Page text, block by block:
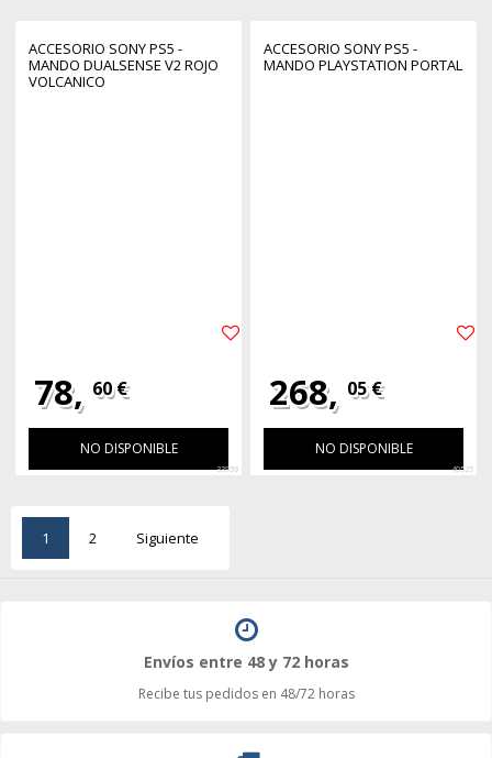
ACCESORIO SONY PS5 -
MANDO DUALSENSE V2 ROJO
VOLCANICO
78, 60 €
NO DISPONIBLE
33959
ACCESORIO SONY PS5 -
MANDO PLAYSTATION PORTAL
268, 05 €
NO DISPONIBLE
40525
1 2 Siguiente
Envíos entre 48 y 72 horas
Recibe tus pedidos en 48/72 horas